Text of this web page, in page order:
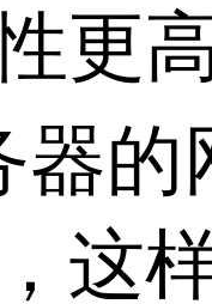
更
器的
这